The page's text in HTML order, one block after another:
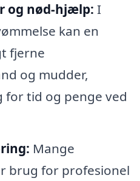
og nød-hjælp: I
kan en
fjerne
og mudder,
for tid og penge ved
Mange
brug for profesionel